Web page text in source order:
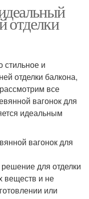
отделки
стильное и
отделки балкона,
все
вагонок для
идеальным
вагонок для
для отделки
веществ и не
или